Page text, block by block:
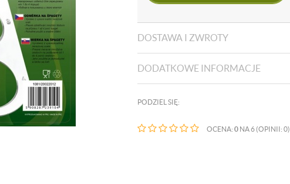
DOSTAWA I ZWROTY
DODATKOWE INFORMACJE
PODZIEL SIĘ:
OCENA: 0 NA 6 (OPINII: 0)